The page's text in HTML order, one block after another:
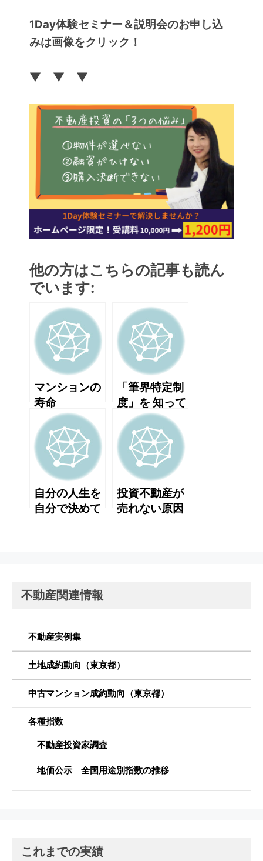
1Day体験セミナー＆説明会のお申し込
みは画像をクリック！
▼ ▼ ▼
他の方はこちらの記事も読ん
でいます:
マンションの
寿命
「筆界特定制
度」を 知って
いますか？
自分の人生を
自分で決めて
投資不動産が
売れない原因
不動産関連情報
不動産実例集
土地成約動向（東京都）
中古マンション成約動向（東京都）
各種指数
不動産投資家調査
地価公示 全国用途別指数の推移
これまでの実績